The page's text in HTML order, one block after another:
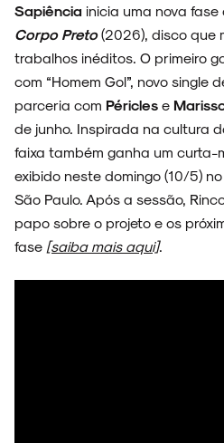
Sapiência inicia uma nova
Corpo Preto(2026), disco que
trabalhos inéditos. O primeiro
com “Homem Gol”, novo single
parceria com Péricles e
de junho. Inspirada na cultura
faixa também ganha um curta-
exibido neste domingo (10/5) no
São Paulo. Após a sessão,
papo sobre o projeto e os
fase [saiba mais aqui].